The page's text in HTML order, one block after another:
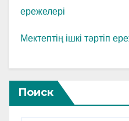
ережелері
Мектептің ішкі тәртіп
Поиск